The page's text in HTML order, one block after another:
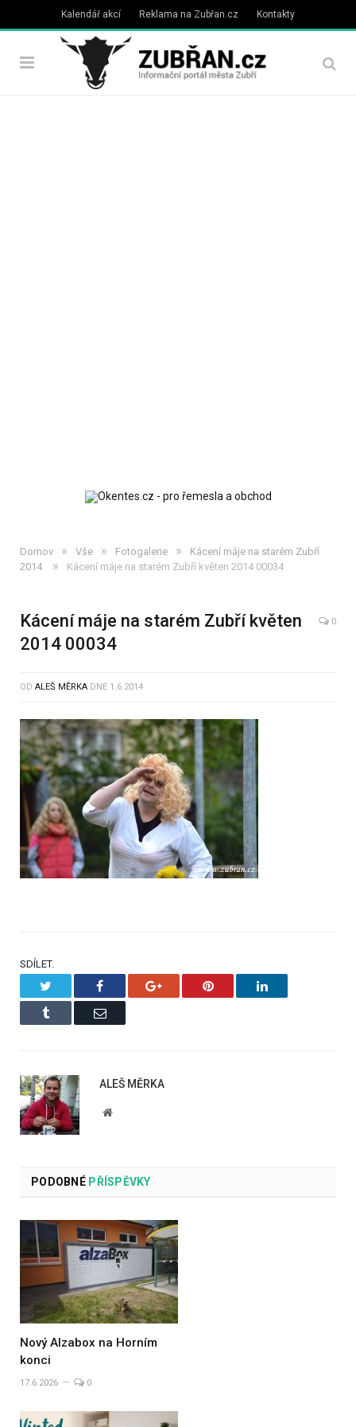
Kalendář akcí Reklama na Zubřan.cz Kontakty
Domov » Vše » Fotogalerie »
Kácení máje na starém Zubří
2014
» Kácení máje na starém Zubří květen 2014 00034
Kácení máje na starém Zubří květen
2014 00034
0
OD ALEŠ MĚRKA DNE 1.6.2014
SDÍLET.
Facebook Google+ Pinterest LinkedIn
Tumblr Email
ALEŠ MĚRKA
Website
PODOBNÉPŘÍSPĚVKY
Nový Alzabox na Horním
konci
17.6.2026 0